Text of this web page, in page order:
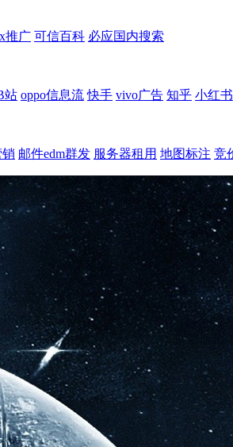
推广 可信百科 必应国内搜索
站 oppo信息流 快手 vivo广告 知乎 小红书
邮件edm群发 服务器租用 地图标注 竞